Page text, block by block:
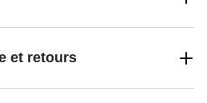
et retours